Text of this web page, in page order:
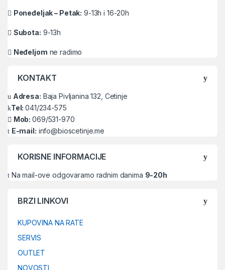
Poneđeljak – Petak: 9-13h i 16-20h
Subota: 9-13h
Neđeljom ne radimo
KONTAKT
Adresa: Baja Pivljanina 132, Cetinje
Tel:041/234-575
Mob:069/531-970
E-mail: info@bioscetinje.me
KORISNE INFORMACIJE
Na mail-ove odgovaramo radnim danima 9-20h
BRZI LINKOVI
KUPOVINA NA RATE
SERVIS
OUTLET
NOVOSTI